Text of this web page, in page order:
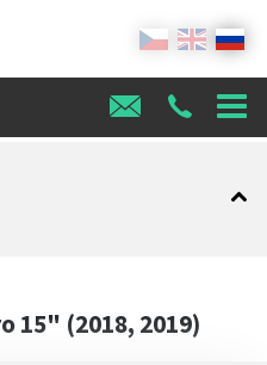
15" (2018, 2019)